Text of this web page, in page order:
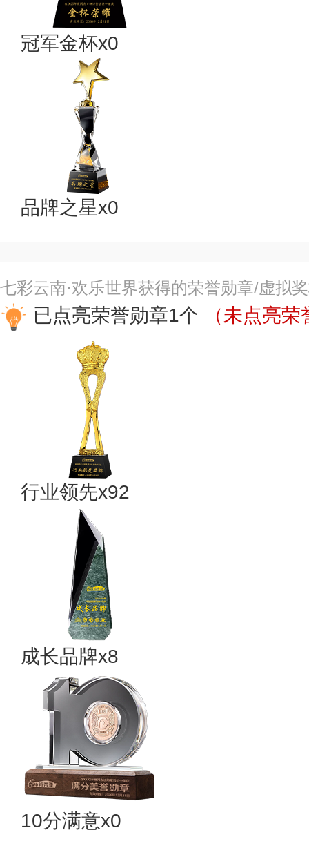
冠军金杯x0
品牌之星x0
七彩云南·欢乐世界获得的荣誉勋章/虚拟
已点亮荣誉勋章1个 （未点亮
行业领先x92
成长品牌x8
10分满意x0